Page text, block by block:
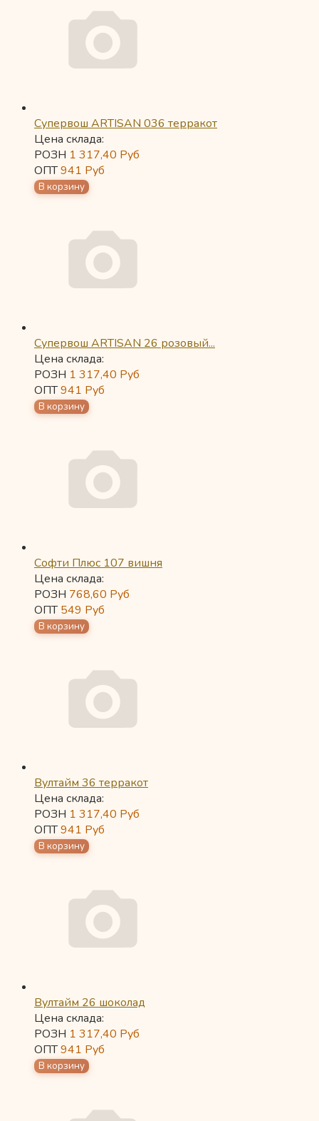
Супервош ARTISAN 036 терракот
Цена склада:
РОЗН 1 317,40 Руб
ОПТ941 Руб
Супервош ARTISAN 26 розовый...
Цена склада:
РОЗН 1 317,40 Руб
ОПТ941 Руб
Софти Плюс 107 вишня
Цена склада:
РОЗН 768,60 Руб
ОПТ549 Руб
Вултайм 36 терракот
Цена склада:
РОЗН 1 317,40 Руб
ОПТ941 Руб
Вултайм 26 шоколад
Цена склада:
РОЗН 1 317,40 Руб
ОПТ941 Руб